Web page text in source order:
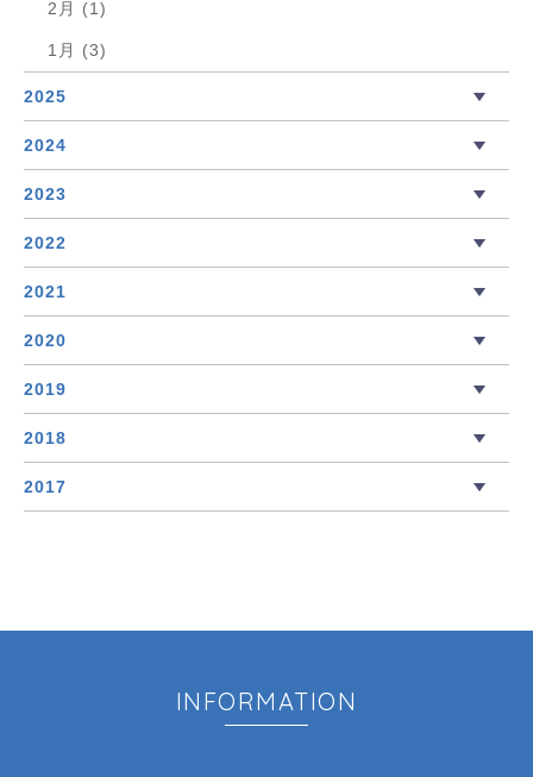
2月 (1)
1月 (3)
2025
2024
2023
2022
2021
2020
2019
2018
2017
INFORMATION